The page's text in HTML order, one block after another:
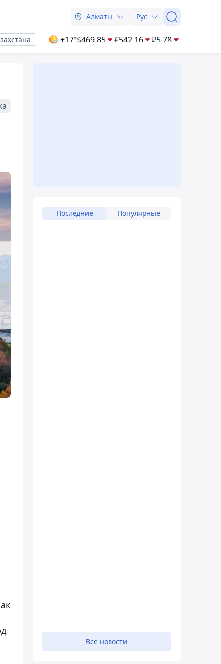
Алматы Рус
+17°$469.85 €542.16 ₽5.78
Последние Популярные
Все новости